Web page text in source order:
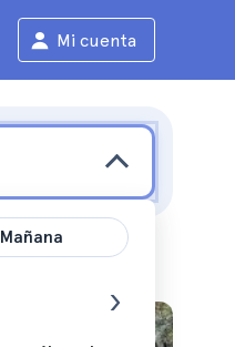
Mi cuenta
Mañana